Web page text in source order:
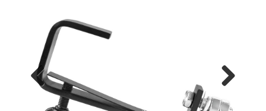
Previous